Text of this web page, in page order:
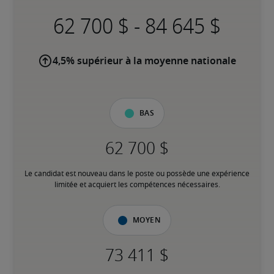
-
4,5% supérieur à la moyenne nationale
Bas
Le candidat est nouveau dans le poste ou possède une expérience
limitée et acquiert les compétences nécessaires.
Moyen